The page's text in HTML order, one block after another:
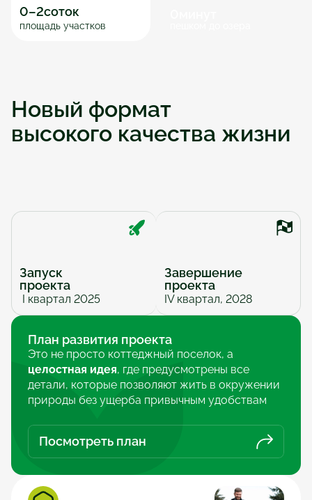
0–2соток
площадь участков
Новый формат
высокого качества жизни
Запуск
проекта
I квартал 2025
Завершение
проекта
IV квартал, 2028
План развития проекта
целостная идея, где предусмотрены все
детали, которые позволяют жить в окружении
природы без ущерба привычным удобствам
Посмотреть план